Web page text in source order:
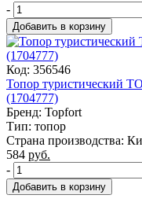
-
Добавить в корзину
Код: 356546
Топор туристический
(1704777)
Бренд: Topfort
Тип: топор
Страна производства:
584 руб.
-
Добавить в корзину